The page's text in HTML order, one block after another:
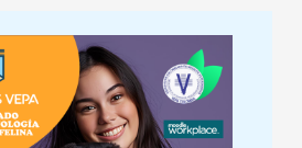
vistas
de
Eventos